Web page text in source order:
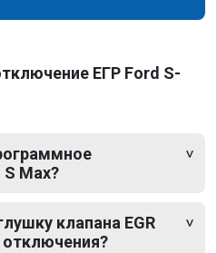
ЕГР Ford S-
Max?
клапана EGR